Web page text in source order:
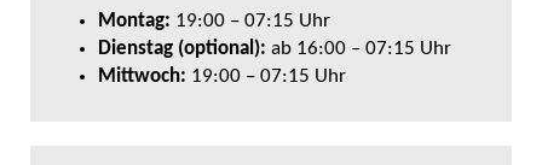
Montag: 19:00 – 07:15 Uhr
Dienstag (optional): ab 16:00 – 07:15 Uhr
Mittwoch: 19:00 – 07:15 Uhr